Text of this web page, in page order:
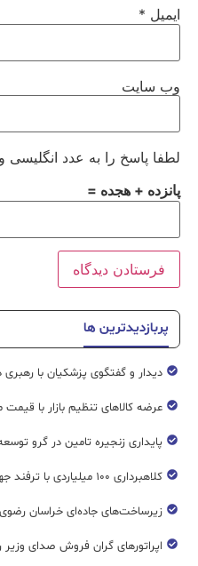
ایمیل *
وب‌ سایت
لطفا پاسخ را به عدد انگلیسی
پانزده + هجده =
پربازدیدترین ها
دیدار و گفتگوی پزشکیان با رهبری
عرضه کالاهای تنظیم بازار با
پایداری زنجیره تامین در گرو
کلاهبرداری ۱۰۰ میلیاردی با ترفند جهیزیه در فضای مجازی
زیرساخت‌های جاده‌ای خراسان رضوی
اپراتورهای گران فروش صدای وزیر